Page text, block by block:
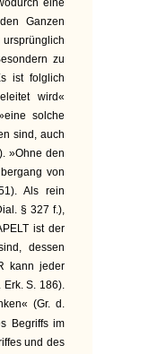
eine
Ganzen
zu
ist folglich
wird«
solche
sind, auch
»Ohne den
von
Als rein
§ 327 f.),
ist der
dessen
kann jeder
Erk. S. 186).
(Gr. d.
Begriffs im
und des